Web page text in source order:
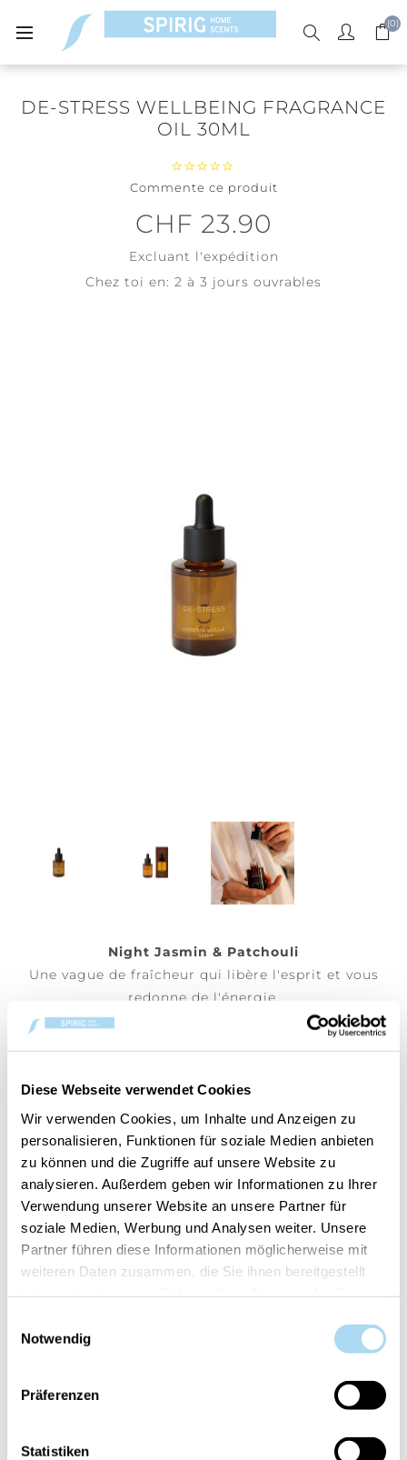
Diese Webseite verwendet Cookies
Wir verwenden Cookies, um Inhalte und Anzeigen zu
personalisieren, Funktionen für soziale Medien anbieten
zu können und die Zugriffe auf unsere Website zu
analysieren. Außerdem geben wir Informationen zu Ihrer
Verwendung unserer Website an unsere Partner für
soziale Medien, Werbung und Analysen weiter. Unsere
Partner führen diese Informationen möglicherweise mit
weiteren Daten zusammen, die Sie ihnen bereitgestellt
Notwendig
Präferenzen
Statistiken
(0)
DE-STRESS WELLBEING FRAGRANCE
OIL 30ML
Commente ce produit
CHF 23.90
Excluant l'expédition
Chez toi en: 2 à 3 jours ouvrables
Night Jasmin & Patchouli
Une vague de fraîcheur qui libère l'esprit et vous
redonne de l'énergie.
Huile parfumée hydrosoluble 30ml – Ajoutez
électrique Cerería Mollá 1899.
(Prix par pièce)
AJOUTER AU PANIER
Numéro d'article: 10.00949.0136-1